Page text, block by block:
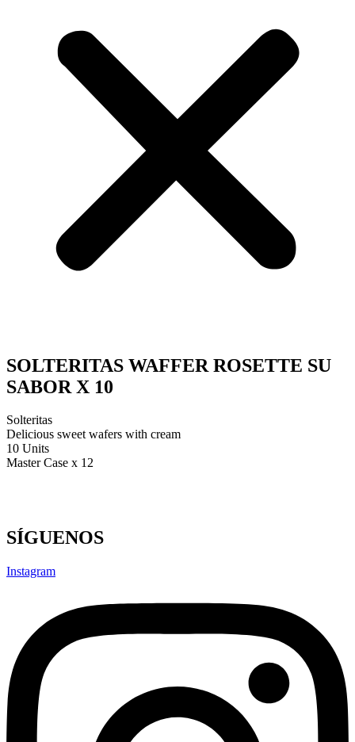
SOLTERITAS WAFFER ROSETTE SU
SABOR X 10
Solteritas
Delicious sweet wafers with cream
10 Units
Master Case x 12
SÍGUENOS
Instagram